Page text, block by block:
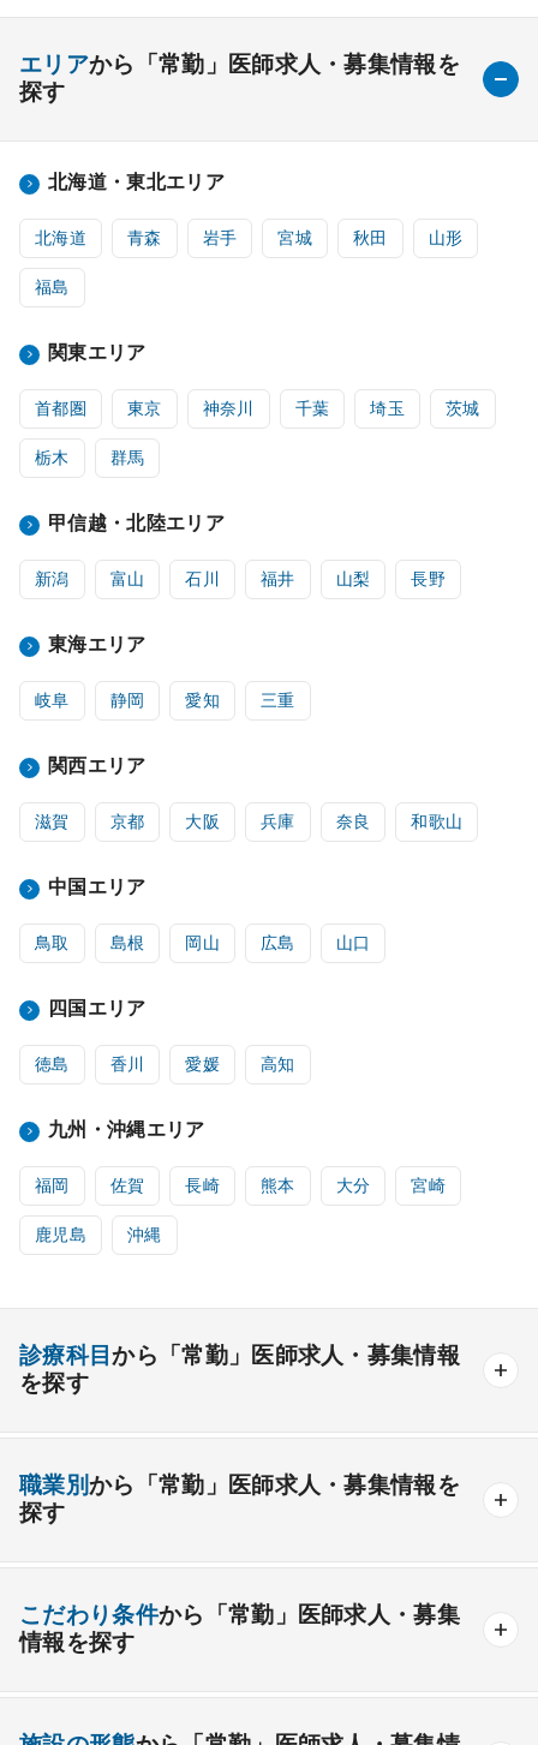
エリアから「常勤」医師求人・募集情報を
探す
北海道・東北エリア
北海道 青森 岩手 宮城 秋田 山形
福島
関東エリア
首都圏 東京 神奈川 千葉 埼玉 茨城
栃木 群馬
甲信越・北陸エリア
新潟 富山 石川 福井 山梨 長野
東海エリア
岐阜 静岡 愛知 三重
関西エリア
滋賀 京都 大阪 兵庫 奈良 和歌山
中国エリア
鳥取 島根 岡山 広島 山口
四国エリア
徳島 香川 愛媛 高知
九州・沖縄エリア
福岡 佐賀 長崎 熊本 大分 宮崎
鹿児島 沖縄
診療科目から「常勤」医師求人・募集情報
を探す
内科系
一般内科 呼吸器内科 消化器内科 循環器内科
老人内科 リウマチ内科 総合診療科
職業別から「常勤」医師求人・募集情報を
探す
こだわり条件から「常勤」医師求人・募集
情報を探す